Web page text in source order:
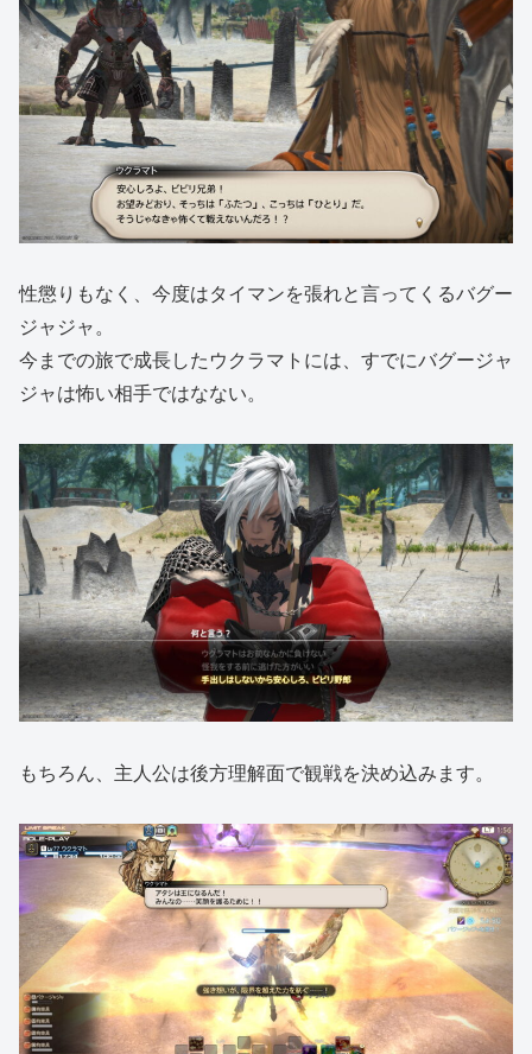
性懲りもなく、今度はタイマンを張れと言ってくるバグー
ジャジャ。
今までの旅で成長したウクラマトには、すでにバグージャ
ジャは怖い相手ではなない。
もちろん、主人公は後方理解面で観戦を決め込みます。